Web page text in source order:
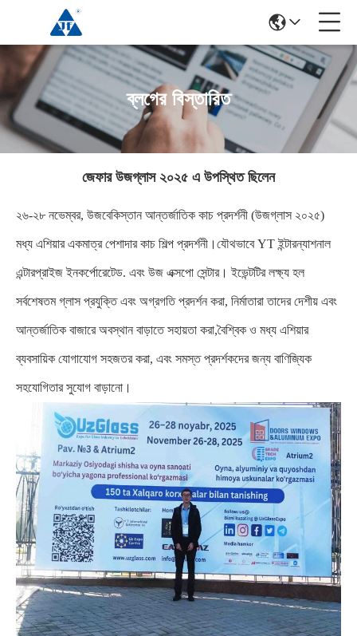
ব্লগের বিস্তারিত
জেফার উজগ্লাস ২০২৫ এ উপস্থিত ছিলেন
২৬-২৮ নভেম্বর, উজবেকিস্তান আন্তর্জাতিক কাচ প্রদর্শনী (উজগ্লাস ২০২৫)
মধ্য এশিয়ার একমাত্র পেশাদার কাচ শিল্প প্রদর্শনী।যৌথভাবে YT ইন্টারন্যাশনাল
এন্টারপ্রাইজ ইনকর্পোরেটেড. এবং উজ এক্সপো সেন্টার। ইভেন্টটির লক্ষ্য হল
সর্বশেষতম গ্লাস প্রযুক্তি এবং অগ্রগতি প্রদর্শন করা, নির্মাতারা তাদের দেশীয় এবং
আন্তর্জাতিক বাজারে অবস্থান বাড়াতে সহায়তা করা,বৈশ্বিক ও মধ্য এশিয়ার
ব্যবসায়িক যোগাযোগ সহজতর করা, এবং সমস্ত প্রদর্শকদের জন্য বাণিজ্যিক
সহযোগিতার সুযোগ বাড়ানো।